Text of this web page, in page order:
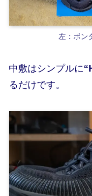
左：ボン
中敷はシンプルに
るだけです。